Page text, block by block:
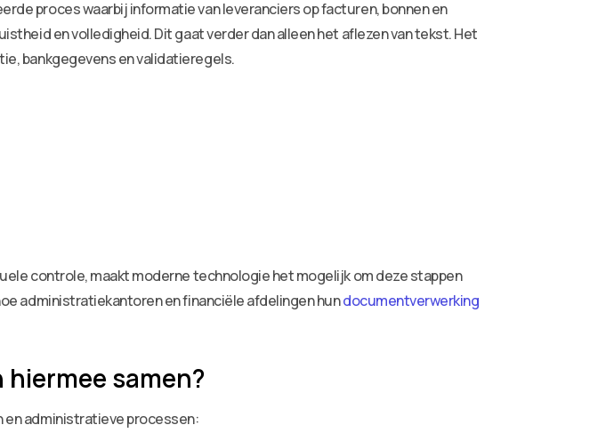
proces waarbij informatie van leveranciers op facturen, bonnen en
en volledigheid. Dit gaat verder dan alleen het aflezen van tekst. Het
bankgegevens en validatieregels.
controle, maakt moderne technologie het mogelijk om deze stappen
administratiekantoren en financiële afdelingen hundocumentverwerking
samen?
en administratieve processen: